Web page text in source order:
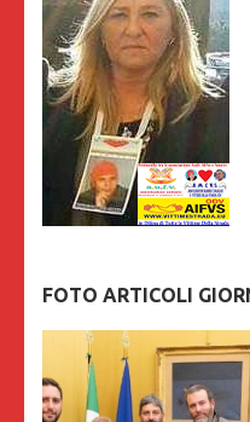
FOTO ARTICOLI